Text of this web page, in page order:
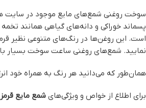
سوخت روغنی شمع‌های مایع موجود در سایت
پسماند خوراکی و دانه‌های گیاهی همانند
نمایید. شمع‌های روغنی ساعت سوخت بسیار
همان‌طور که می‌دانید هر رنگ‌ به همراه خود
برای اطلاع از خواص و ویژگی‌های شمع مایع قرمز